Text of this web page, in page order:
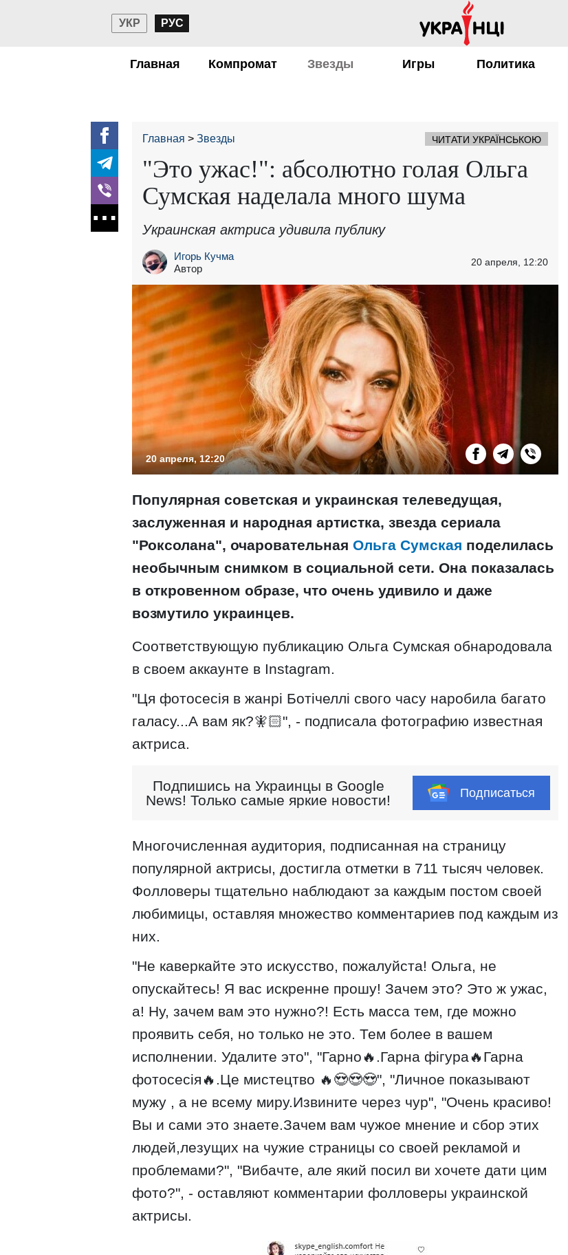
УКР РУС
Главная Компромат Звезды Игры Политика
Главная Звезды ЧИТАТИ УКРАЇНСЬКОЮ
"Это ужас!": абсолютно голая Ольга
Сумская наделала много шума
Украинская актриса удивила публику
Игорь Кучма
Автор
20 апреля, 12:20
20 апреля, 12:20
Популярная советская и украинская телеведущая,
заслуженная и народная артистка, звезда сериала
"Роксолана", очаровательная Ольга Сумская поделилась
необычным снимком в социальной сети. Она показалась
в откровенном образе, что очень удивило и даже
возмутило украинцев.
Соответствующую публикацию Ольга Сумская обнародовала
в своем аккаунте в Instagram.
"Ця фотосесія в жанрі Ботічеллі свого часу наробила багато
галасу...А вам як?🧚🏻", - подписала фотографию известная
актриса.
Подпишись на Украинцы в Google
News! Только самые яркие новости!
Подписаться
Многочисленная аудитория, подписанная на страницу
популярной актрисы, достигла отметки в 711 тысяч человек.
Фолловеры тщательно наблюдают за каждым постом своей
любимицы, оставляя множество комментариев под каждым из
них.
"Не каверкайте это искусство, пожалуйста! Ольга, не
опускайтесь! Я вас искренне прошу! Зачем это? Это ж ужас,
а! Ну, зачем вам это нужно?! Есть масса тем, где можно
проявить себя, но только не это. Тем более в вашем
исполнении. Удалите это", "Гарно🔥.Гарна фігура🔥Гарна
фотосесія🔥.Це мистецтво 🔥😍😍😍", "Личное показывают
мужу , а не всему миру.Извините через чур", "Очень красиво!
Вы и сами это знаете.Зачем вам чужое мнение и сбор этих
людей,лезущих на чужие страницы со своей рекламой и
проблемами?", "Вибачте, але який посил ви хочете дати цим
фото?", - оставляют комментарии фолловеры украинской
актрисы.